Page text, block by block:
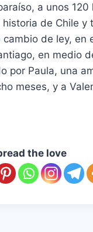
a unos
de Chile
de ley, en
en medio
por Paula, una
meses, y a
the love